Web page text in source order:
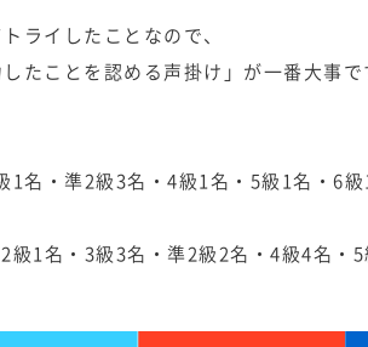
ライしたことなので、
たことを認める声掛け」が一番大事で
1名・準2級3名・4級1名・5級1名・6
級1名・3級3名・準2級2名・4級4名・